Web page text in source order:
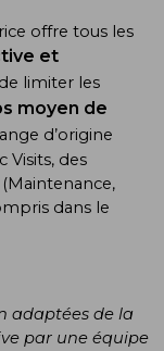
offre tous les
et
limiter les
moyen de
d’origine
Visits, des
dans le
adaptées de la
par une équipe